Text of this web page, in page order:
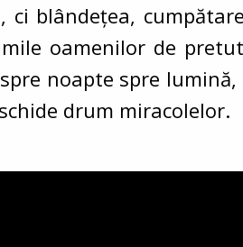
ci blândețea,
oamenilor de
noapte spre
drum miracolelor.